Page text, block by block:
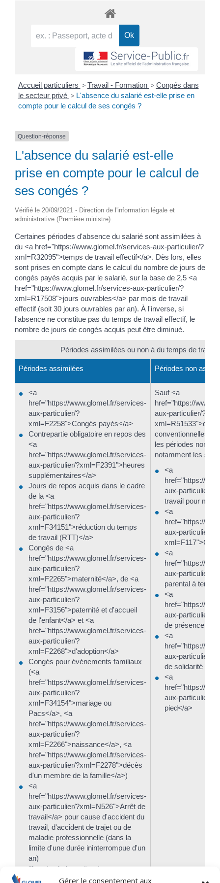
Gérer le consentement aux
Accueil particuliers > Travail - Formation > Congés dans
le secteur privé > L'absence du salarié est-elle prise en
compte pour le calcul de ses congés ?
Question-réponse
L'absence du salarié est-elle
prise en compte pour le calcul de
ses congés ?
Vérifié le 20/09/2021 - Direction de l'information légale et
administrative (Première ministre)
Certaines périodes d'absence du salarié sont assimilées à
du <a href="https://www.glomel.fr/services-aux-particulier/?
xml=R32095">temps de travail effectif</a>. Dès lors, elles
sont prises en compte dans le calcul du nombre de jours de
congés payés acquis par le salarié, sur la base de 2,5 <a
href="https://www.glomel.fr/services-aux-particulier/?
xml=R17508">jours ouvrables</a> par mois de travail
effectif (soit 30 jours ouvrables par an). À l'inverse, si
l'absence ne constitue pas du temps de travail effectif, le
nombre de jours de congés acquis peut être diminué.
Périodes assimilées ou non à du temps de travail
Périodes assimilées Périodes non
<a
href="https://www.glomel.fr/services-
aux-particulier/?
xml=F2258">Congés payés</a>
Contrepartie obligatoire en repos des
<a
href="https://www.glomel.fr/services-
aux-particulier/?xml=F2391">heures
supplémentaires</a>
Jours de repos acquis dans le cadre
de la <a
href="https://www.glomel.fr/services-
aux-particulier/?
xml=F34151">réduction du temps
de travail (RTT)</a>
Congés de <a
href="https://www.glomel.fr/services-
aux-particulier/?
xml=F2265">maternité</a>, de <a
href="https://www.glomel.fr/services-
aux-particulier/?
xml=F3156">paternité et d'accueil
de l'enfant</a> et <a
href="https://www.glomel.fr/services-
aux-particulier/?
xml=F2268">d'adoption</a>
Congés pour événements familiaux
(<a
href="https://www.glomel.fr/services-
aux-particulier/?
xml=F34154">mariage ou
Pacs</a>, <a
href="https://www.glomel.fr/services-
aux-particulier/?
xml=F2266">naissance</a>, <a
href="https://www.glomel.fr/services-
aux-particulier/?xml=F2278">décès
d'un membre de la famille</a>)
<a
href="https://www.glomel.fr/services-
aux-particulier/?xml=N526">Arrêt de
travail</a> pour cause d'accident du
travail, d'accident de trajet ou de
maladie professionnelle (dans la
limite d'une durée ininterrompue d'un
an)
Congés de formation (<a
href="https://www.glomel.fr/services-
Sauf <a
href="https://
aux-particulier/?
conventionnelles</
les périodes non
notamment les
<a
href="https://
aux-particulier/
travail pour
<a
href="https://
aux-particulier/?
<a
href="https://
aux-particulier/
parental à
<a
href="https://
aux-particulier/
de présence
<a
href="https://
aux-particulier/
de solidarité
<a
href="https://
aux-particulier/
pied</a>